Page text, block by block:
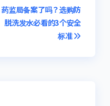
药监局备案了吗？选购防
脱洗发水必看的3个安全
标准